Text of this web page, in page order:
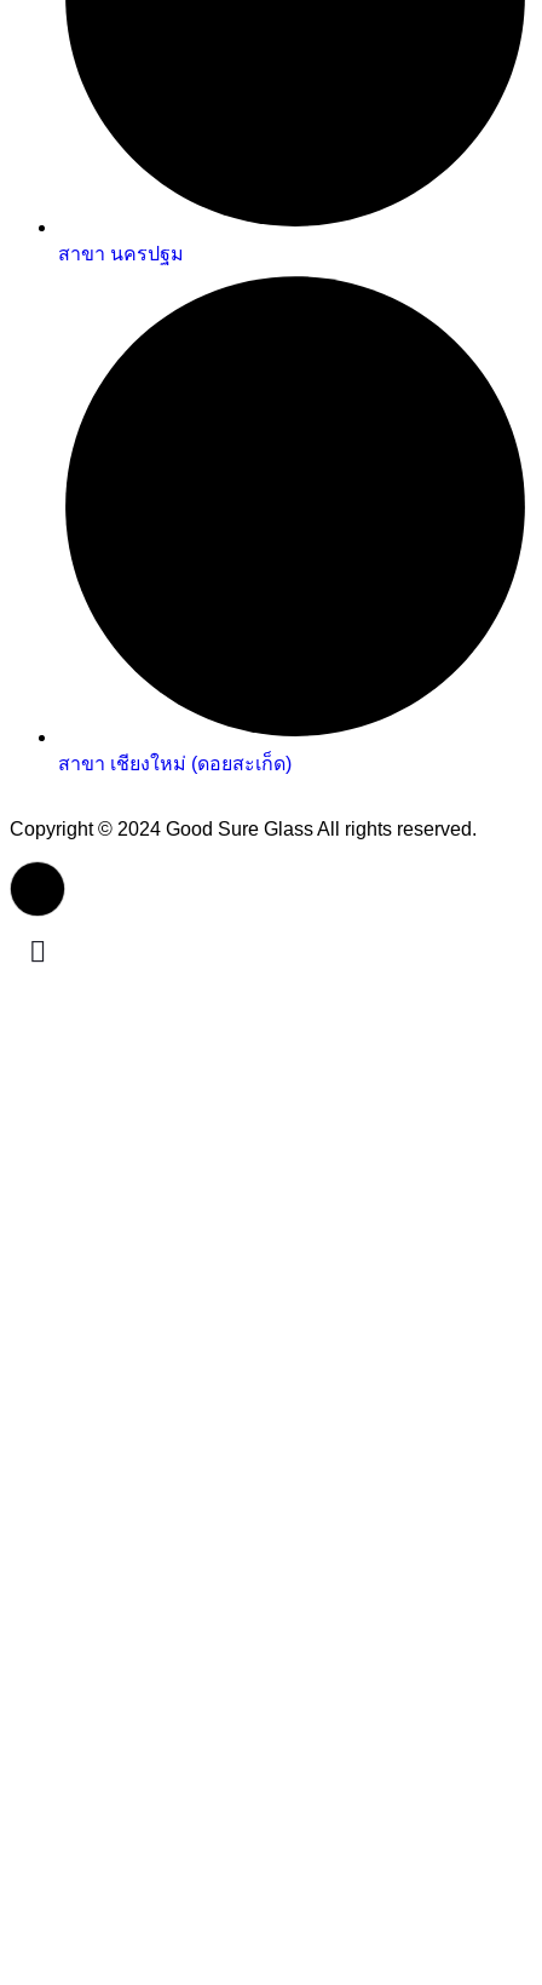
สาขา นครปฐม
สาขา เชียงใหม่ (ดอยสะเก็ด)
Copyright © 2024 Good Sure Glass All rights reserved.